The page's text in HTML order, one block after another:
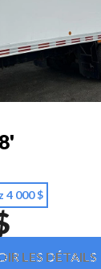
4 000 $
LES DÉTAILS